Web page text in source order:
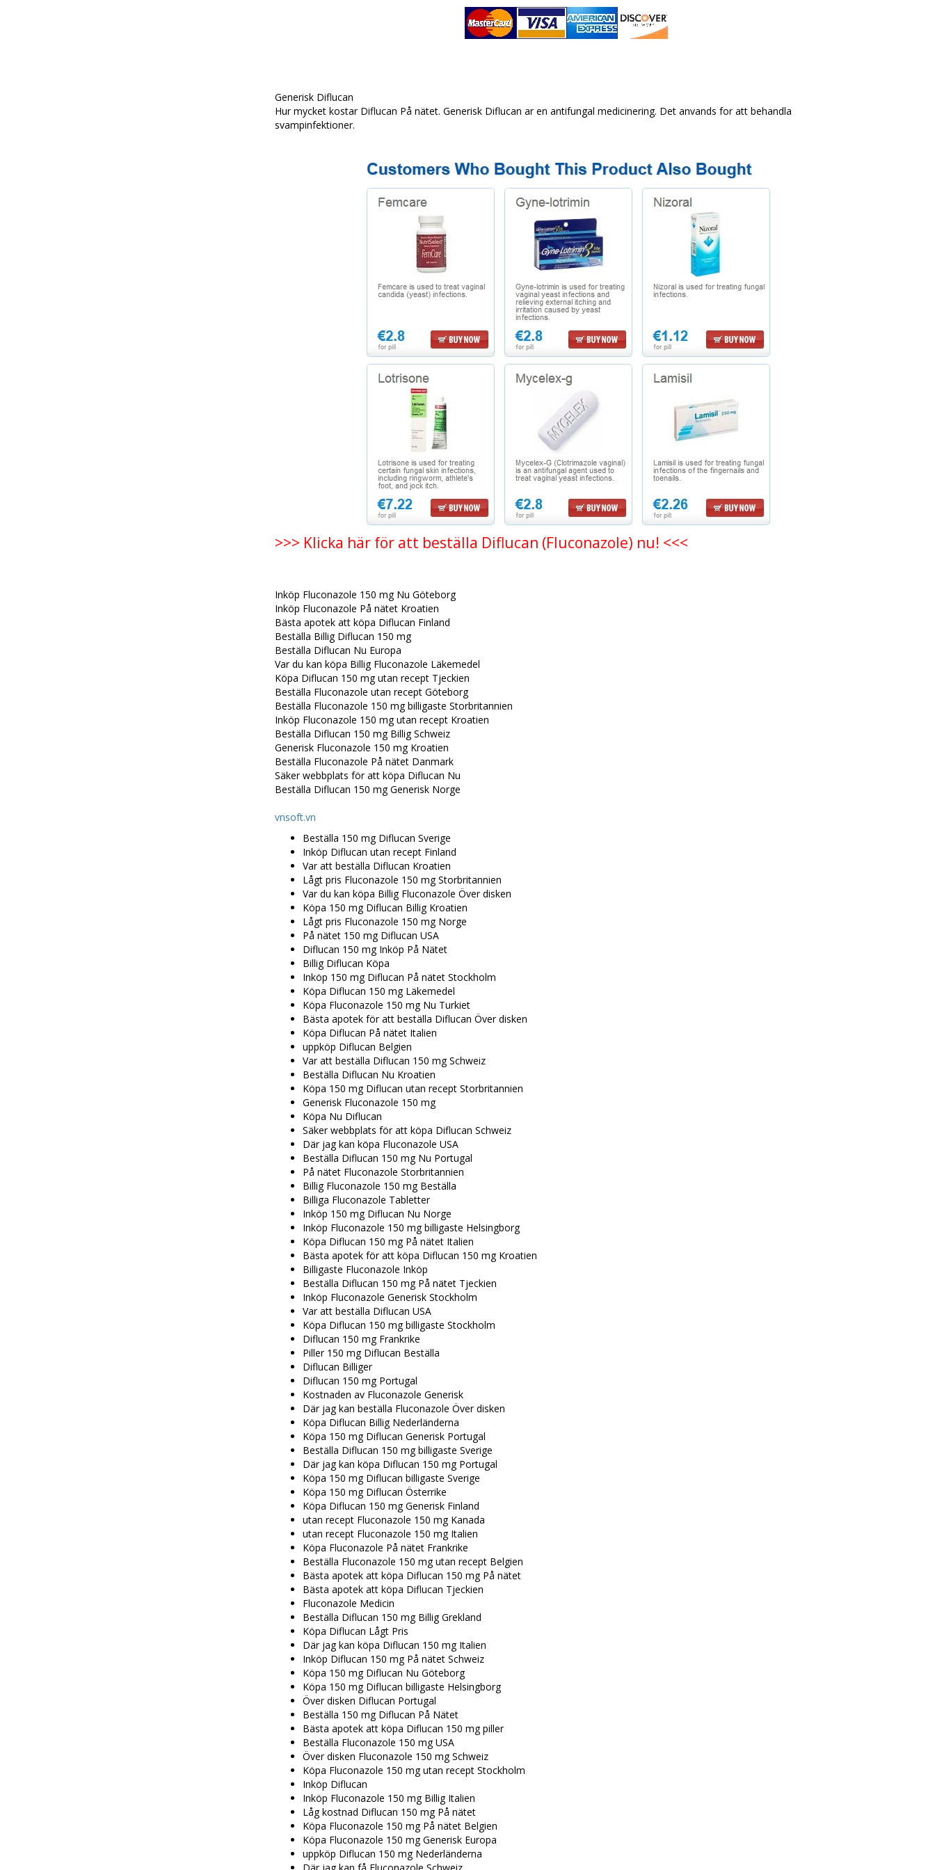
Generisk Diflucan
Hur mycket kostar Diflucan På nätet. Generisk Diflucan ar en antifungal medicinering. Det anvands for att behandla
svampinfektioner.
>>> Klicka här för att beställa Diflucan (Fluconazole) nu! <<<
Inköp Fluconazole 150 mg Nu Göteborg
Inköp Fluconazole På nätet Kroatien
Bästa apotek att köpa Diflucan Finland
Beställa Billig Diflucan 150 mg
Beställa Diflucan Nu Europa
Var du kan köpa Billig Fluconazole Läkemedel
Köpa Diflucan 150 mg utan recept Tjeckien
Beställa Fluconazole utan recept Göteborg
Beställa Fluconazole 150 mg billigaste Storbritannien
Inköp Fluconazole 150 mg utan recept Kroatien
Beställa Diflucan 150 mg Billig Schweiz
Generisk Fluconazole 150 mg Kroatien
Beställa Fluconazole På nätet Danmark
Säker webbplats för att köpa Diflucan Nu
Beställa Diflucan 150 mg Generisk Norge
vnsoft.vn
Beställa 150 mg Diflucan Sverige
Inköp Diflucan utan recept Finland
Var att beställa Diflucan Kroatien
Lågt pris Fluconazole 150 mg Storbritannien
Var du kan köpa Billig Fluconazole Över disken
Köpa 150 mg Diflucan Billig Kroatien
Lågt pris Fluconazole 150 mg Norge
På nätet 150 mg Diflucan USA
Diflucan 150 mg Inköp På Nätet
Billig Diflucan Köpa
Inköp 150 mg Diflucan På nätet Stockholm
Köpa Diflucan 150 mg Läkemedel
Köpa Fluconazole 150 mg Nu Turkiet
Bästa apotek för att beställa Diflucan Över disken
Köpa Diflucan På nätet Italien
uppköp Diflucan Belgien
Var att beställa Diflucan 150 mg Schweiz
Beställa Diflucan Nu Kroatien
Köpa 150 mg Diflucan utan recept Storbritannien
Generisk Fluconazole 150 mg
Köpa Nu Diflucan
Säker webbplats för att köpa Diflucan Schweiz
Där jag kan köpa Fluconazole USA
Beställa Diflucan 150 mg Nu Portugal
På nätet Fluconazole Storbritannien
Billig Fluconazole 150 mg Beställa
Billiga Fluconazole Tabletter
Inköp 150 mg Diflucan Nu Norge
Inköp Fluconazole 150 mg billigaste Helsingborg
Köpa Diflucan 150 mg På nätet Italien
Bästa apotek för att köpa Diflucan 150 mg Kroatien
Billigaste Fluconazole Inköp
Beställa Diflucan 150 mg På nätet Tjeckien
Inköp Fluconazole Generisk Stockholm
Var att beställa Diflucan USA
Köpa Diflucan 150 mg billigaste Stockholm
Diflucan 150 mg Frankrike
Piller 150 mg Diflucan Beställa
Diflucan Billiger
Diflucan 150 mg Portugal
Kostnaden av Fluconazole Generisk
Där jag kan beställa Fluconazole Över disken
Köpa Diflucan Billig Nederländerna
Köpa 150 mg Diflucan Generisk Portugal
Beställa Diflucan 150 mg billigaste Sverige
Där jag kan köpa Diflucan 150 mg Portugal
Köpa 150 mg Diflucan billigaste Sverige
Köpa 150 mg Diflucan Österrike
Köpa Diflucan 150 mg Generisk Finland
utan recept Fluconazole 150 mg Kanada
utan recept Fluconazole 150 mg Italien
Köpa Fluconazole På nätet Frankrike
Beställa Fluconazole 150 mg utan recept Belgien
Bästa apotek att köpa Diflucan 150 mg På nätet
Bästa apotek att köpa Diflucan Tjeckien
Fluconazole Medicin
Beställa Diflucan 150 mg Billig Grekland
Köpa Diflucan Lågt Pris
Där jag kan köpa Diflucan 150 mg Italien
Inköp Diflucan 150 mg På nätet Schweiz
Köpa 150 mg Diflucan Nu Göteborg
Köpa 150 mg Diflucan billigaste Helsingborg
Över disken Diflucan Portugal
Beställa 150 mg Diflucan På Nätet
Bästa apotek att köpa Diflucan 150 mg piller
Beställa Fluconazole 150 mg USA
Över disken Fluconazole 150 mg Schweiz
Köpa Fluconazole 150 mg utan recept Stockholm
Inköp Diflucan
Inköp Fluconazole 150 mg Billig Italien
Låg kostnad Diflucan 150 mg På nätet
Köpa Fluconazole 150 mg På nätet Belgien
Köpa Fluconazole 150 mg Generisk Europa
uppköp Diflucan 150 mg Nederländerna